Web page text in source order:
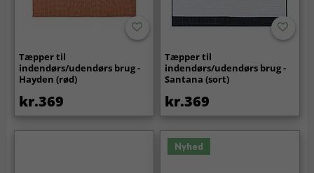
Tæpper til
indendørs/udendørs brug -
Hayden (rød)
kr.369
Tæpper til
indendørs/udendørs brug -
Santana (sort)
kr.369
Nyhed